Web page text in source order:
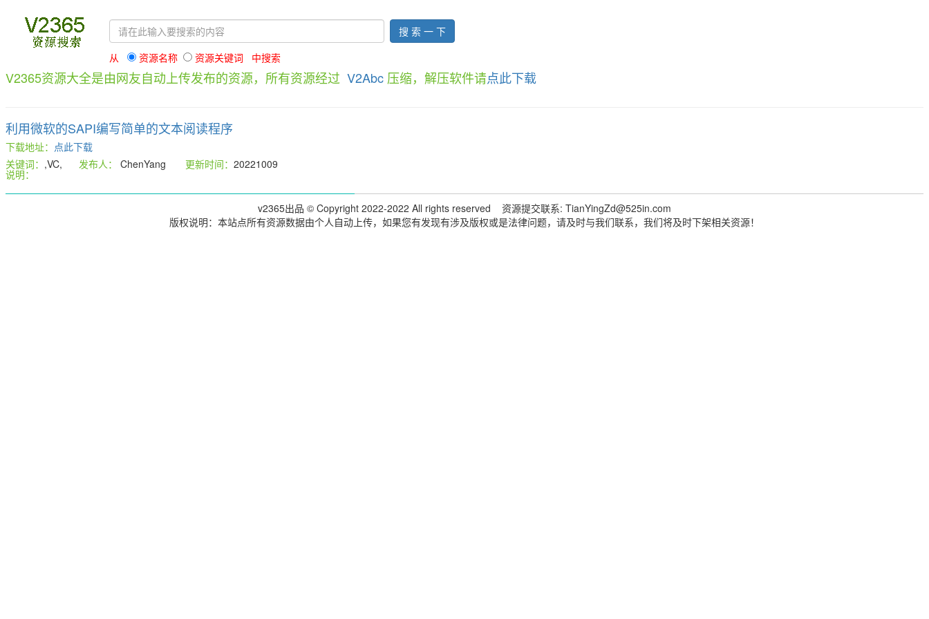
搜 索 一 下
从
资源名称 资源关键词 中搜索
V2365资源大全是由网友自动上传发布的资源，所有资源经过 V2Abc 压缩，解压软件请点此下载
利用微软的SAPI编写简单的文本阅读程序
下载地址： 点此下载
关键词： ,VC, 发布人： ChenYang 更新时间： 20221009
说明：
v2365出品 © Copyright 2022-2022 All rights reserved 资源提交联系: TianYingZd@525in.com
版权说明：本站点所有资源数据由个人自动上传，如果您有发现有涉及版权或是法律问题，请及时与我们联系，我们将及时下架相关资源！